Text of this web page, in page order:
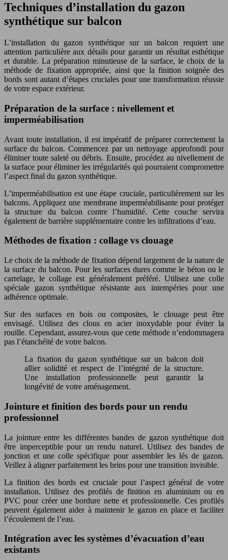
Techniques d’installation du gazon
synthétique sur balcon
L’installation du gazon synthétique sur un balcon requiert une
attention particulière aux détails pour garantir un résultat esthétique
et durable. La préparation minutieuse de la surface, le choix de la
méthode de fixation appropriée, ainsi que la finition soignée des
bords sont autant d’étapes cruciales pour une transformation réussie
de votre espace extérieur.
Préparation de la surface : nivellement et
imperméabilisation
Avant toute installation, il est impératif de préparer correctement la
surface du balcon. Commencez par un nettoyage approfondi pour
éliminer toute saleté ou débris. Ensuite, procédez au nivellement de
la surface pour éliminer les irrégularités qui pourraient compromettre
l’aspect final du gazon synthétique.
L’imperméabilisation est une étape cruciale, particulièrement sur les
balcons. Appliquez une membrane imperméabilisante pour protéger
la structure du balcon contre l’humidité. Cette couche servira
également de barrière supplémentaire contre les infiltrations d’eau.
Méthodes de fixation : collage vs clouage
Le choix de la méthode de fixation dépend largement de la nature de
la surface du balcon. Pour les surfaces dures comme le béton ou le
carrelage, le collage est généralement préféré. Utilisez une colle
spéciale gazon synthétique résistante aux intempéries pour une
adhérence optimale.
Sur des surfaces en bois ou composites, le clouage peut être
envisagé. Utilisez des clous en acier inoxydable pour éviter la
rouille. Cependant, assurez-vous que cette méthode n’endommagera
pas l’étanchéité de votre balcon.
La fixation du gazon synthétique sur un balcon doit
allier solidité et respect de l’intégrité de la structure.
Une installation professionnelle peut garantir la
longévité de votre aménagement.
Jointure et finition des bords pour un rendu
professionnel
La jointure entre les différentes bandes de gazon synthétique doit
être imperceptible pour un rendu naturel. Utilisez des bandes de
jonction et une colle spécifique pour assembler les lés de gazon.
Veillez à aligner parfaitement les brins pour une transition invisible.
La finition des bords est cruciale pour l’aspect général de votre
installation. Utilisez des profilés de finition en aluminium ou en
PVC pour créer une bordure nette et professionnelle. Ces profilés
peuvent également aider à maintenir le gazon en place et faciliter
l’écoulement de l’eau.
Intégration avec les systèmes d’évacuation d’eau
existants